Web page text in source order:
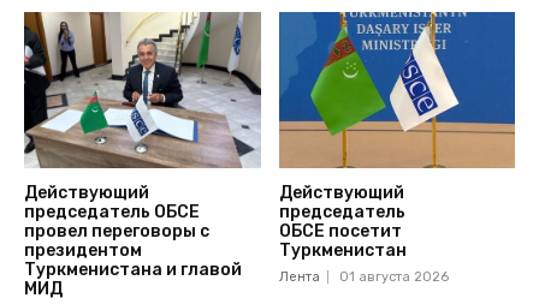
Действующий
председатель ОБСЕ
провел переговоры с
президентом
Туркменистана и главой
МИД
Действующий
председатель
ОБСЕ посетит
Туркменистан
Лента 01 августа 2026